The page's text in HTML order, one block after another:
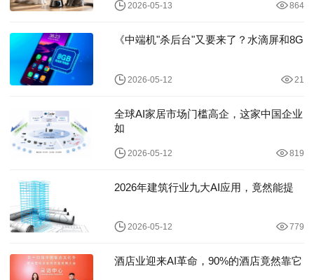
2026-05-13 864
《中端机"杀后台"又要来了？水滴屏和8G
2026-05-12 21
全球AI家居市场门槛高企，这家中国企业
如
2026-05-12 819
2026年建筑行业九大AI应用，竟然能提
2026-05-12 779
酒店业迎来AI革命，90%的酒店竟然靠它